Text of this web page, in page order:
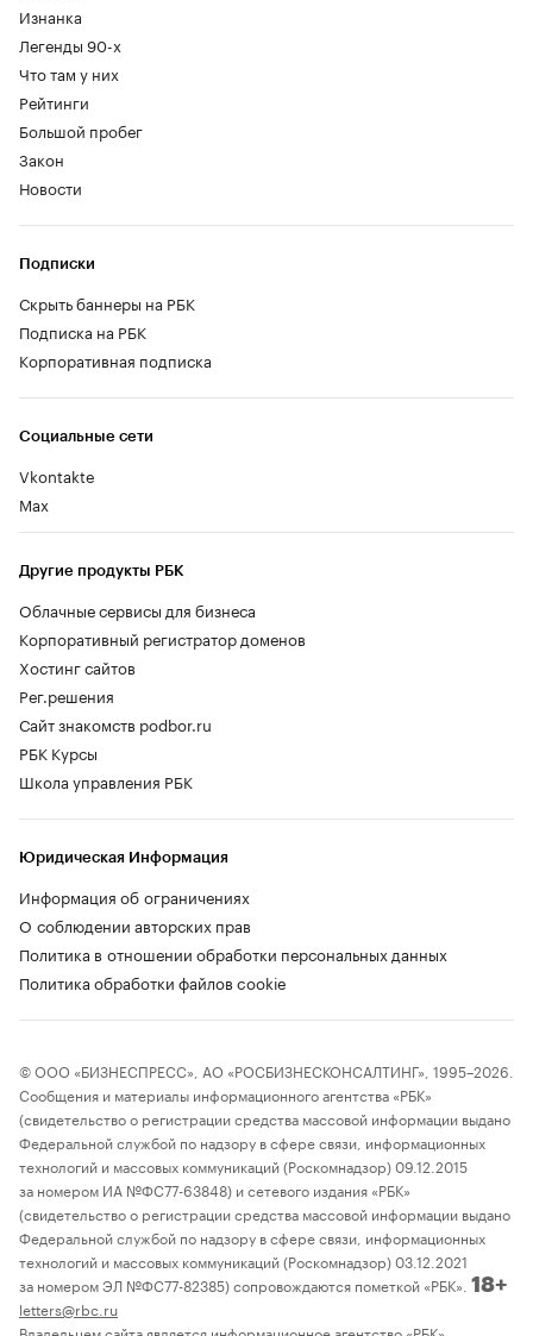
Изнанка
Легенды 90-х
Что там у них
Рейтинги
Большой пробег
Закон
Новости
Социальные сети
Vkontakte
Max
Другие продукты РБК
Облачные сервисы для бизнеса
Корпоративный регистратор доменов
Хостинг сайтов
Рег.решения
Сайт знакомств podbor.ru
РБК Курсы
Школа управления РБК
Подписки
Скрыть баннеры на РБК
Подписка на РБК
Корпоративная подписка
Юридическая Информация
Информация об ограничениях
О соблюдении авторских прав
Политика в отношении обработки персональных данных
Политика обработки файлов cookie
© ООО «БИЗНЕСПРЕСС», АО «РОСБИЗНЕСКОНСАЛТИНГ», 1995–2026.
Сообщения и материалы информационного агентства «РБК»
(свидетельство о регистрации средства массовой информации выдано
Федеральной службой по надзору в сфере связи, информационных
технологий и массовых коммуникаций (Роскомнадзор) 09.12.2015
за номером ИА №ФС77-63848) и сетевого издания «РБК»
(свидетельство о регистрации средства массовой информации выдано
Федеральной службой по надзору в сфере связи, информационных
технологий и массовых коммуникаций (Роскомнадзор) 03.12.2021
за номером ЭЛ №ФС77-82385) сопровождаются пометкой «РБК». 18+
letters@rbc.ru